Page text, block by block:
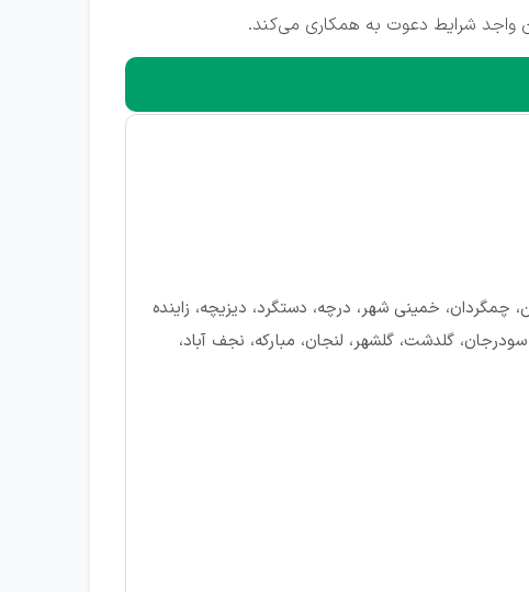
واجد شرایط دعوت به همکاری می‌کند.
چمگردان، خمینی شهر، درچه، دستگرد، دیزیچه، زاینده
گلدشت، گلشهر، لنجان، مبارکه، نجف آباد،